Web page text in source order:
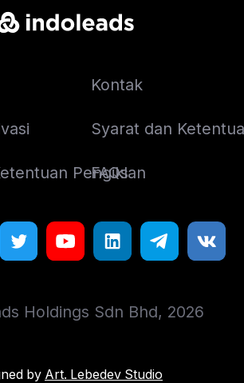
Kontak
Syarat dan
Pengiklan
FAQs
Holdings Sdn Bhd, 2026
by Art. Lebedev Studio